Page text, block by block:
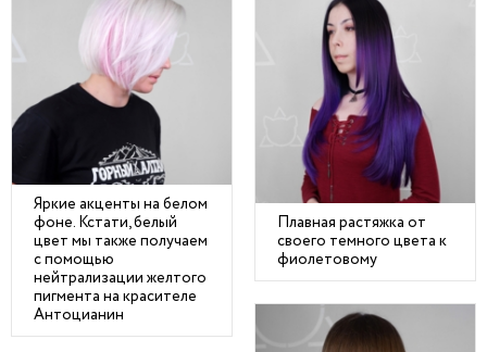
Яркие акценты на белом
фоне. Кстати, белый
цвет мы также получаем
с помощью
нейтрализации желтого
пигмента на красителе
Антоцианин
Плавная растяжка от
своего темного цвета к
фиолетовому